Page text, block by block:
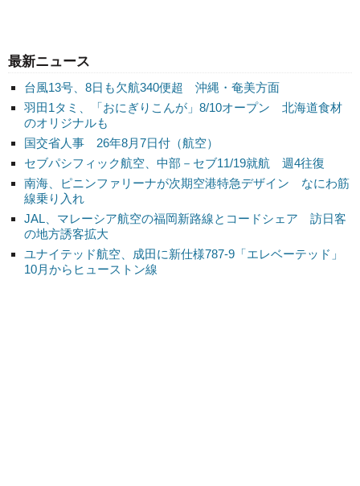
最新ニュース
台風13号、8日も欠航340便超 沖縄・奄美方面
羽田1タミ、「おにぎりこんが」8/10オープン 北海道食材
のオリジナルも
国交省人事 26年8月7日付（航空）
セブパシフィック航空、中部－セブ11/19就航 週4往復
南海、ピニンファリーナが次期空港特急デザイン なにわ筋
線乗り入れ
JAL、マレーシア航空の福岡新路線とコードシェア 訪日客
の地方誘客拡大
ユナイテッド航空、成田に新仕様787-9「エレベーテッド」
10月からヒューストン線